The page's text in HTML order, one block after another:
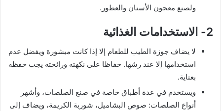
ولصنع معجون الأسنان والعطور.
2- الاستخدامات الغذائية
لا يضاف جوزة الطيب للطعام إلا إذا كانت مبشورة ويفضل عدم
استخدامها إلا عند رشها. حفاظا على نكهته ورائحته يجب حفظه
بعناية.
ويستخدم في عدة أطباق خاصة في صنع الصلصات، وأشهر
أنواع الصلصات: صوص البشاميل، شوربة الكريمة، ويضاف إلى